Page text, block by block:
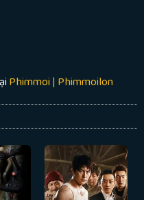
Phimmoi | Phimmoilon